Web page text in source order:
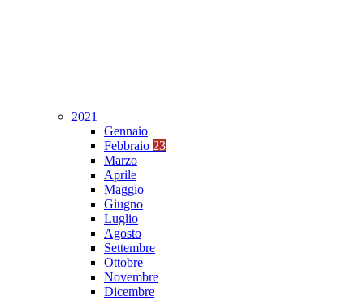
2021
Gennaio
Febbraio 23
Marzo
Aprile
Maggio
Giugno
Luglio
Agosto
Settembre
Ottobre
Novembre
Dicembre